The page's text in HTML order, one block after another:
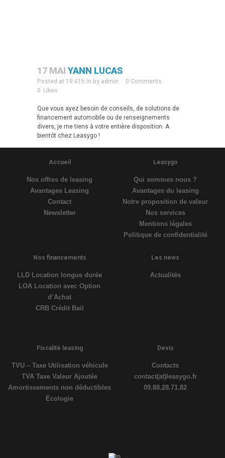
17 MAI YANN LUCAS
Posted at 19:41h in by admin
0 Comments
0 Likes
Que vous ayez besoin de conseils, de solutions de
financement automobile ou de renseignements
divers, je me tiens à votre entière disposition. A
bientôt chez Leasygo !
Accueil
Nos offres de leasing
Avantages Leasing
Contact
Newsletter
Leasygo
Qui sommes nous ?
Avantages du leasing
Notre proposition de valeur
Nos services
Mentions légales
Politique de confidentialité
Nos financements
LLD Location longue durée
LOA Location avec Option
d’Achat
CRB Crédit Bail
Les news
Actualités
Fiscalité leasing
TVU – Taxe Utilisation véhicule
TVA Taxe Valeur Ajoutée
Amortissements non déductibles
Écologie
Devis
Contacts
contact(at)leasygo.fr
09.88.28.71.82